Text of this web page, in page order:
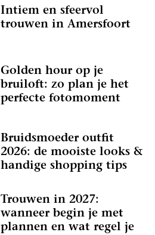
Intiem en sfeervol
trouwen in Amersfoort
Golden hour op je
bruiloft: zo plan je het
perfecte fotomoment
Bruidsmoeder outfit
2026: de mooiste looks &
handige shopping tips
Trouwen in 2027:
wanneer begin je met
plannen en wat regel je